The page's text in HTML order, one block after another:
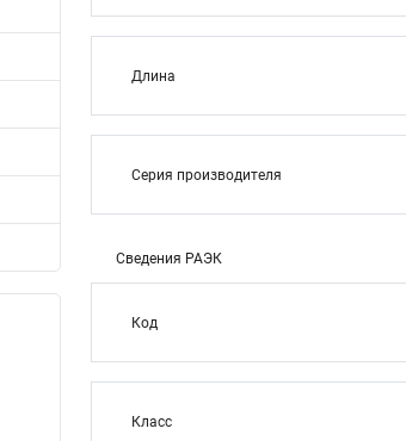
Длина
Серия производителя
Сведения РАЭК
Код
Класс